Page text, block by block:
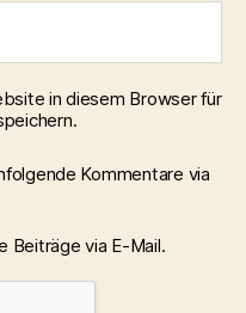
in diesem Browser für
Kommentare via
Beiträge via E-Mail.